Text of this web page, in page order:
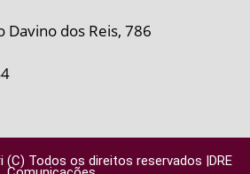
Davino dos Reis, 786
(C) Todos os direitos reservados |DRE